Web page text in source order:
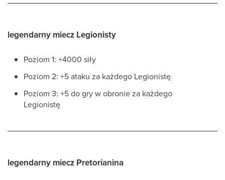
legendarny miecz Legionisty
Poziom 1: +4000 siły
Poziom 2: +5 ataku za każdego Legionistę
Poziom 3: +5 do gry w obronie za każdego
Legionistę
legendarny miecz Pretorianina